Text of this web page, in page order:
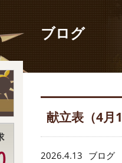
ブログ
献立表（4月
2026.4.13 ブログ